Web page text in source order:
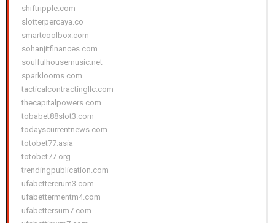
shiftripple.com
slotterpercaya.co
smartcoolbox.com
sohanjitfinances.com
soulfulhousemusic.net
sparklooms.com
tacticalcontractingllc.com
thecapitalpowers.com
tobabet88slot3.com
todayscurrentnews.com
totobet77.asia
totobet77.org
trendingpublication.com
ufabettererum3.com
ufabettermentm4.com
ufabettersum7.com